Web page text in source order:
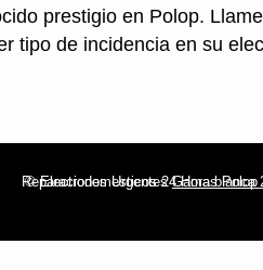
prestigio en Polop.
tipo de incidencia en su
© Electrodomesticos 24 Horas Polop
Reparaciones UrgentesGama blanca